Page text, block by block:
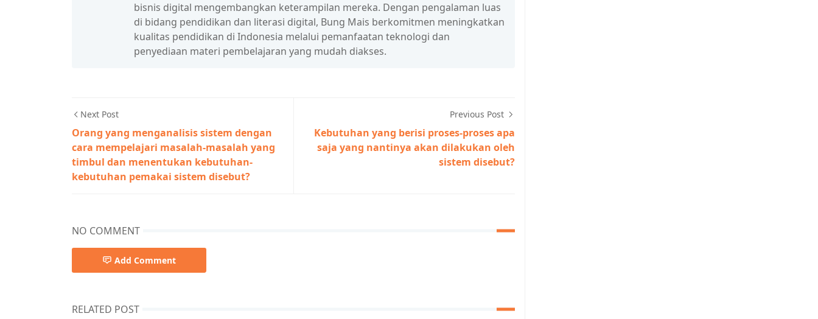
bisnis digital mengembangkan keterampilan mereka. Dengan pengalaman luas
di bidang pendidikan dan literasi digital, Bung Mais berkomitmen meningkatkan
kualitas pendidikan di Indonesia melalui pemanfaatan teknologi dan
penyediaan materi pembelajaran yang mudah diakses.
Next Post
Orang yang menganalisis sistem dengan
cara mempelajari masalah-masalah yang
timbul dan menentukan kebutuhan-
kebutuhan pemakai sistem disebut?
Previous Post
Kebutuhan yang berisi proses-proses apa
saja yang nantinya akan dilakukan oleh
sistem disebut?
NO COMMENT
Add Comment
RELATED POST